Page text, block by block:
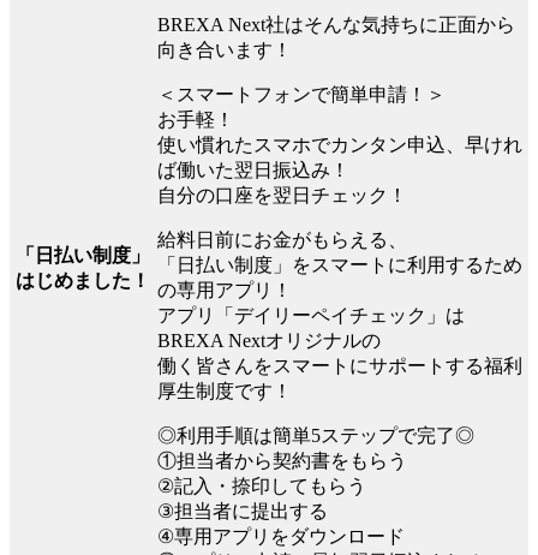
「日払い制度」
はじめました！
BREXA Next社はそんな気持ちに正面から
向き合います！
＜スマートフォンで簡単申請！＞
お手軽！
使い慣れたスマホでカンタン申込、早けれ
ば働いた翌日振込み！
自分の口座を翌日チェック！
給料日前にお金がもらえる、
「日払い制度」をスマートに利用するため
の専用アプリ！
アプリ「デイリーペイチェック」は
BREXA Nextオリジナルの
働く皆さんをスマートにサポートする福利
厚生制度です！
◎利用手順は簡単5ステップで完了◎
①担当者から契約書をもらう
②記入・捺印してもらう
③担当者に提出する
④専用アプリをダウンロード